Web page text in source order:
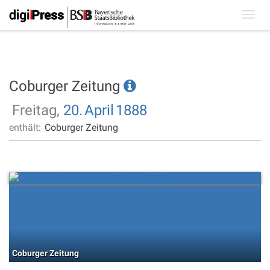
Coburger Zeitung
Freitag, 20.April 1888
enthält: Coburger Zeitung
Coburger Zeitung